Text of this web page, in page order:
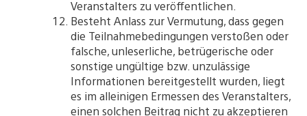
Veranstalters zu veröffentlichen.
Besteht Anlass zur Vermutung, dass gegen
die Teilnahmebedingungen verstoßen oder
falsche, unleserliche, betrügerische oder
sonstige ungültige bzw. unzulässige
Informationen bereitgestellt wurden, liegt
es im alleinigen Ermessen des Veranstalters,
einen solchen Beitrag nicht zu akzeptieren